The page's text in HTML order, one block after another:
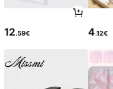
12.59€ 4.12€